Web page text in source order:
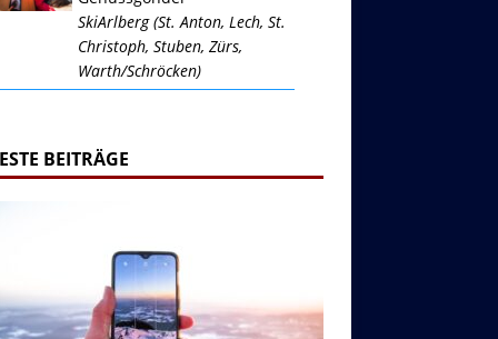
SkiArlberg (St. Anton, Lech, St.
Christoph, Stuben, Zürs,
Warth/Schröcken)
BEITRÄGE